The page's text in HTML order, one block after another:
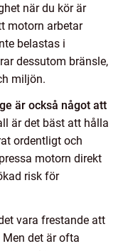
när du kör är
motorn arbetar
belastas i
dessutom bränsle,
miljön.
är också något att
är det bäst att hålla
ordentligt och
motorn direkt
risk för
vara frestande att
det är ofta